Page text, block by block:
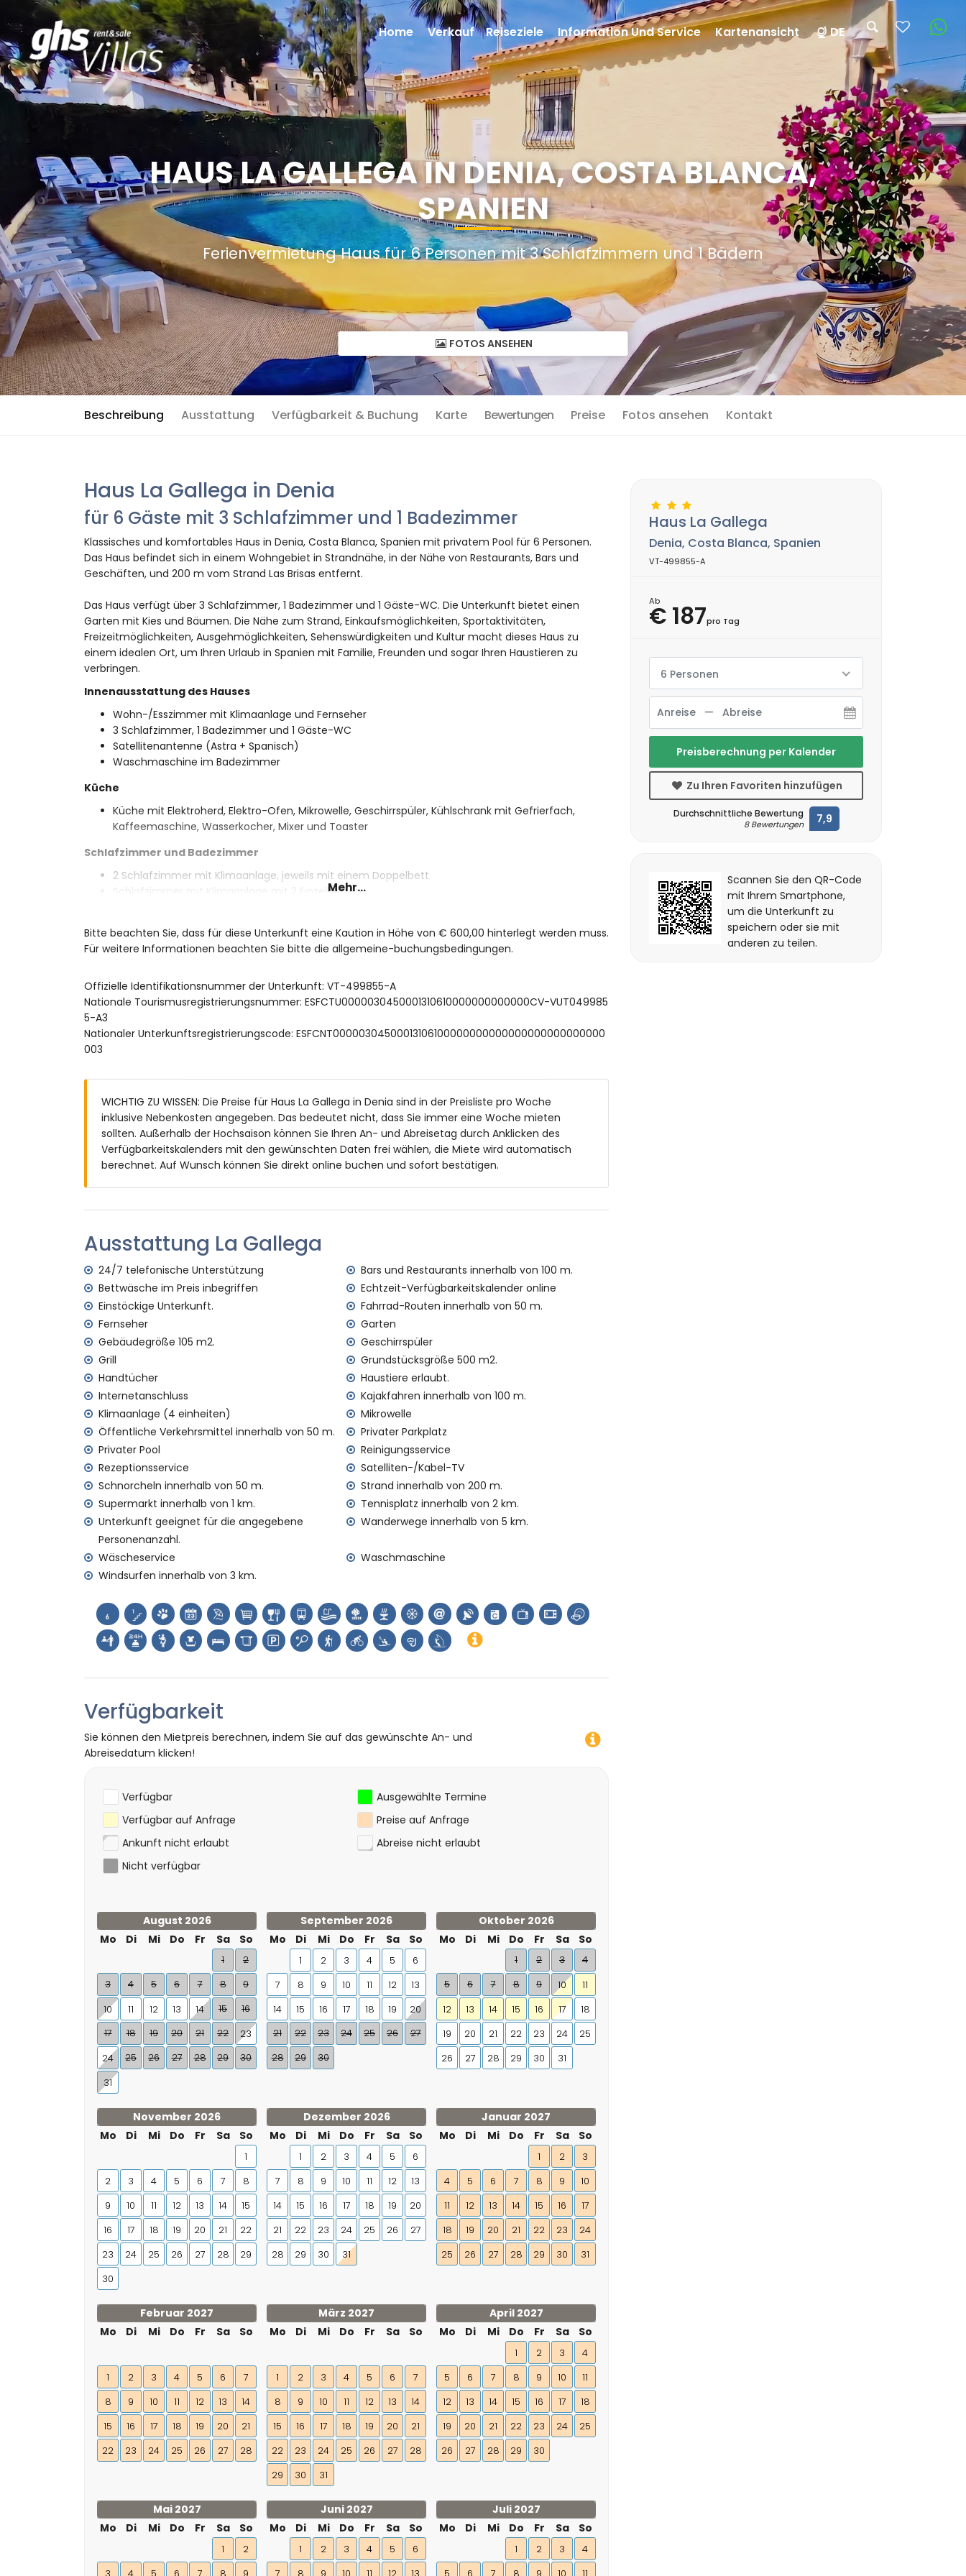
HAUS LA GALLEGA IN DENIA, COSTA BLANCA,
SPANIEN
Ferienvermietung Haus für 6 Personen mit 3 Schlafzimmern und 1 Bädern
FOTOS ANSEHEN
Beschreibung Ausstattung Verfügbarkeit & Buchung Karte Bewertungen Preise Fotos ansehen Kontakt
Haus La Gallega in Denia
für 6 Gäste mit 3 Schlafzimmer und 1 Badezimmer
Klassisches und komfortables Haus in Denia, Costa Blanca, Spanien mit privatem Pool für 6 Personen.
Das Haus befindet sich in einem Wohngebiet in Strandnähe, in der Nähe von Restaurants, Bars und
Geschäften, und 200 m vom Strand Las Brisas entfernt.
Das Haus verfügt über 3 Schlafzimmer, 1 Badezimmer und 1 Gäste-WC. Die Unterkunft bietet einen
Garten mit Kies und Bäumen. Die Nähe zum Strand, Einkaufsmöglichkeiten, Sportaktivitäten,
Freizeitmöglichkeiten, Ausgehmöglichkeiten, Sehenswürdigkeiten und Kultur macht dieses Haus zu
einem idealen Ort, um Ihren Urlaub in Spanien mit Familie, Freunden und sogar Ihren Haustieren zu
verbringen.
Innenausstattung des Hauses
Wohn-/Esszimmer mit Klimaanlage und Fernseher
3 Schlafzimmer, 1 Badezimmer und 1 Gäste-WC
Satellitenantenne (Astra + Spanisch)
Waschmaschine im Badezimmer
Küche
Küche mit Elektroherd, Elektro-Ofen, Mikrowelle, Geschirrspüler, Kühlschrank mit Gefrierfach,
Kaffeemaschine, Wasserkocher, Mixer und Toaster
Schlafzimmer und Badezimmer
2 Schlafzimmer mit Klimaanlage, jeweils mit einem Doppelbett
Schlafzimmer mit Klimaanlage mit 2 Einzelbetten
Außenbereich des Hauses
eingezäuntes Grundstück
Garten mit Kies, Bäumen und Gartenmöbeln mit Liegen
überdachte Terrasse
Außensitzbereich und Außenessecke
Weitere Informationen
nächste Stadt: Denia (innerhalb von 3 Kilometern vom Haus)
nächster Strand: Las Brisas (innerhalb von 200 Metern vom Haus)
nächster Hafen: Denia (innerhalb von 3 Kilometern vom Haus)
nächster Flughafen: Valencia (innerhalb von 100 Kilometern vom Haus)
zweiter nächster Flughafen: Alicante (innerhalb von 100 Kilometern vom Haus)
Die Unterkunft ist sehr geeignet für Familien mit Kindern
Ausstattung und Dienstleistungen, die im Mietpreis des Hauses enthalten sind
Bügeleisen und Bügelbrett
Bettwäsche und Handtücher
Rezeptionsservice und 24-Stunden-Notdienst
Ausstattung und Dienstleistungen gegen Aufpreis
wöchentlicher Reinigungsservice und Wäscheservice
mit Klimaanlage
Unterhaltung und Freizeitaktivitäten für Ihren Urlaub in Denia, Costa Blanca
Bar (innerhalb von 500 Metern vom Haus)
Diskothek und Nachtclub (innerhalb von 5 Kilometern vom Haus)
Sehenswürdigkeiten und Kultur in Denia, Costa Blanca
Museum (Spielzeugmuseum), Kirche und Schloss (Schloss von Denia) (innerhalb von 5 Kilometern
von der Unterkunft)
Sport
Radfahren, Kajakfahren und Schnorcheln (innerhalb von 1000 Metern vom Haus)
Tennis, Wandern und Windsurfen (innerhalb von 5 Kilometern vom Haus)
Mehr...
Bitte beachten Sie, dass für diese Unterkunft eine Kaution in Höhe von € 600,00 hinterlegt werden muss.
Für weitere Informationen beachten Sie bitte die allgemeine-buchungsbedingungen.
Offizielle Identifikationsnummer der Unterkunft: VT-499855-A
Nationale Tourismusregistrierungsnummer: ESFCTU0000030450001310610000000000000CV-VUT049985
5-A3
Nationaler Unterkunftsregistrierungscode: ESFCNT00000304500013106100000000000000000000000000
003
WICHTIG ZU WISSEN: Die Preise für Haus La Gallega in Denia sind in der Preisliste pro Woche
inklusive Nebenkosten angegeben. Das bedeutet nicht, dass Sie immer eine Woche mieten
sollten. Außerhalb der Hochsaison können Sie Ihren An- und Abreisetag durch Anklicken des
Verfügbarkeitskalenders mit den gewünschten Daten frei wählen, die Miete wird automatisch
berechnet. Auf Wunsch können Sie direkt online buchen und sofort bestätigen.
Ausstattung La Gallega
24/7 telefonische Unterstützung
Bars und Restaurants innerhalb von 100 m.
Bettwäsche im Preis inbegriffen
Echtzeit-Verfügbarkeitskalender online
Einstöckige Unterkunft.
Fahrrad-Routen innerhalb von 50 m.
Fernseher
Garten
Gebäudegröße 105 m2.
Geschirrspüler
Grill
Grundstücksgröße 500 m2.
Handtücher
Haustiere erlaubt.
Internetanschluss
Kajakfahren innerhalb von 100 m.
Klimaanlage (4 einheiten)
Mikrowelle
Öffentliche Verkehrsmittel innerhalb von 50 m.
Privater Parkplatz
Privater Pool
Reinigungsservice
Rezeptionsservice
Satelliten-/Kabel-TV
Schnorcheln innerhalb von 50 m.
Strand innerhalb von 200 m.
Supermarkt innerhalb von 1 km.
Tennisplatz innerhalb von 2 km.
Unterkunft geeignet für die angegebene
Personenanzahl.
Wanderwege innerhalb von 5 km.
Wäscheservice
Waschmaschine
Windsurfen innerhalb von 3 km.
Verfügbarkeit
Sie können den Mietpreis berechnen, indem Sie auf das gewünschte An- und
Abreisedatum klicken!
Verfügbar
Ausgewählte Termine
Verfügbar auf Anfrage
Preise auf Anfrage
Ankunft nicht erlaubt
Abreise nicht erlaubt
Nicht verfügbar
August 2026
Mo
Di Mi Do Fr Sa So
1
2
3
4 5 6 7 8 9
10 11 12 13 14 15
16
17
18 19 20 21 22
23
24
25 26 27 28 29 30
31
September 2026
Mo
Di Mi Do Fr Sa So
1 2 3 4 5
6
7
8 9 10 11 12
13
14
15 16 17 18 19
20
21
22 23 24 25 26
27
28
29 30
Oktober 2026
Mo
Di Mi Do Fr Sa So
1 2 3
4
5
6 7 8 9 10
11
12
13 14 15 16 17
18
19
20 21 22 23 24
25
26
27 28 29 30 31
November 2026
Mo
Di Mi Do Fr Sa So
1
2
3 4 5 6 7
8
9
10 11 12 13 14
15
16
17 18 19 20 21
22
23
24 25 26 27 28
29
30
Dezember 2026
Mo
Di Mi Do Fr Sa So
1 2 3 4 5
6
7
8 9 10 11 12
13
14
15 16 17 18 19
20
21
22 23 24 25 26
27
28
29 30 31
Januar 2027
Mo
Di Mi Do Fr Sa So
1 2
3
4
5 6 7 8 9
10
11
12 13 14 15 16
17
18
19 20 21 22 23
24
25
26 27 28 29 30 31
Februar 2027
Mo
Di Mi Do Fr Sa So
1 2 3 4 5 6
7
8
9 10 11 12 13
14
15
16 17 18 19 20
21
22
23 24 25 26 27 28
März 2027
Mo
Di Mi Do Fr Sa So
1 2 3 4 5 6
7
8
9 10 11 12 13
14
15
16 17 18 19 20
21
22
23 24 25 26 27
28
29
30 31
April 2027
Mo
Di Mi Do Fr Sa So
1 2 3
4
5
6 7 8 9 10
11
12
13 14 15 16 17
18
19
20 21 22 23 24
25
26
27 28 29 30
Mai 2027
Mo
Di Mi Do Fr Sa So
1
2
3
4 5 6 7 8 9
Juni 2027
Mo
Di Mi Do Fr Sa So
1 2 3 4 5
6
7
8 9 10 11 12 13
Juli 2027
Mo
Di Mi Do Fr Sa So
1 2 3
4
5
6 7 8 9 10 11
Haus La Gallega
Denia, Costa Blanca, Spanien
VT-499855-A
Ab
€ 187pro Tag
6 Personen
Preisberechnung per Kalender
Zu Ihren Favoriten hinzufügen
Durchschnittliche Bewertung
8 Bewertungen 7,9
Scannen Sie den QR-Code
mit Ihrem Smartphone,
um die Unterkunft zu
speichern oder sie mit
anderen zu teilen.
Home Verkauf Reiseziele Information Und Service Kartenansicht DE